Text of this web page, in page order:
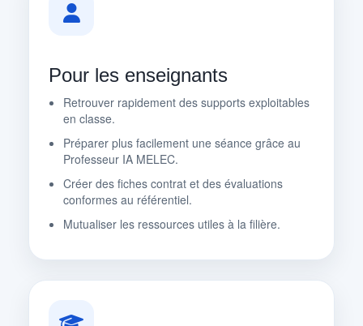
Pour les enseignants
Retrouver rapidement des supports exploitables
en classe.
Préparer plus facilement une séance grâce au
Professeur IA MELEC.
Créer des fiches contrat et des évaluations
conformes au référentiel.
Mutualiser les ressources utiles à la filière.